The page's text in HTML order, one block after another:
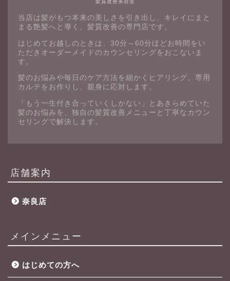
髪質改善美容室
当店は髪がもつ本来の美しさを引き出し、キレイにまと
まる艶髪へと導く、髪質改善の専門店です。
はじめてお越しのときは、30分～60分ほどお時間をい
ただきオーダーメイドのカウンセリングをおこないま
す。
髪のお悩みや毎日のケア方法を細かくヒアリング。専用
カルテをお作りし、親身に応対します。
「もう一生付き合っていくしかない」とあきらめていた
髪のお悩みを、独自の髪質改善メニューと丁寧なカウン
セリングで解決します。
店舗案内
奈良店
メインメニュー
はじめての方へ